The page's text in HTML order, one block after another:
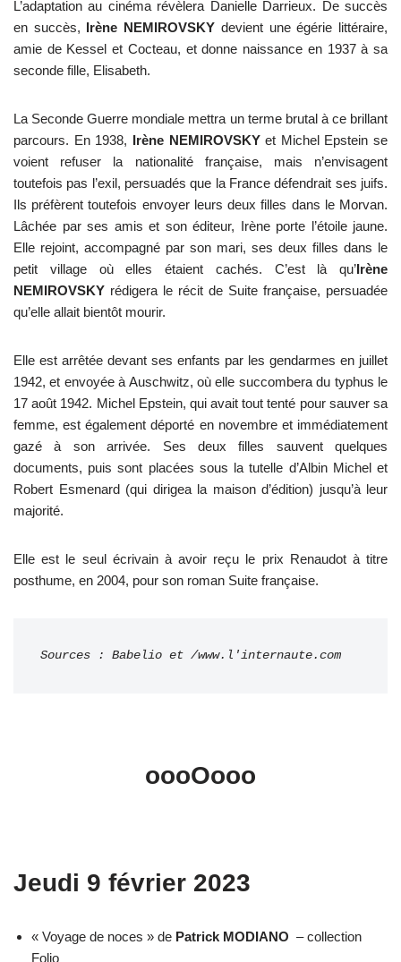
L’adaptation au cinéma révèlera Danielle Darrieux. De succès
en succès, Irène NEMIROVSKY devient une égérie littéraire,
amie de Kessel et Cocteau, et donne naissance en 1937 à sa
seconde fille, Elisabeth.
La Seconde Guerre mondiale mettra un terme brutal à ce brillant
parcours. En 1938, Irène NEMIROVSKYet Michel Epstein se
voient refuser la nationalité française, mais n’envisagent
toutefois pas l’exil, persuadés que la France défendrait ses juifs.
Ils préfèrent toutefois envoyer leurs deux filles dans le Morvan.
Lâchée par ses amis et son éditeur, Irène porte l’étoile jaune.
Elle rejoint, accompagné par son mari, ses deux filles dans le
petit village où elles étaient cachés. C’est là qu’Irène
NEMIROVSKY rédigera le récit de Suite française, persuadée
qu’elle allait bientôt mourir.
Elle est arrêtée devant ses enfants par les gendarmes en juillet
1942, et envoyée à Auschwitz, où elle succombera du typhus le
17 août 1942. Michel Epstein, qui avait tout tenté pour sauver sa
femme, est également déporté en novembre et immédiatement
gazé à son arrivée. Ses deux filles sauvent quelques
documents, puis sont placées sous la tutelle d’Albin Michel et
Robert Esmenard (qui dirigea la maison d’édition) jusqu’à leur
majorité.
Elle est le seul écrivain à avoir reçu le prix Renaudot à titre
posthume, en 2004, pour son roman Suite française.
Sources : Babelio et /www.l'internaute.com
oooOooo
Jeudi 9 février 2023
« Voyage de noces » de Patrick MODIANO – collection
Folio